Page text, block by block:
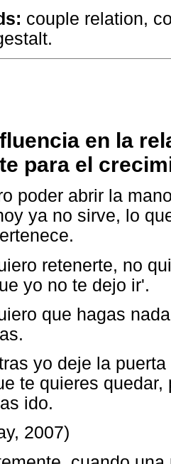
couple relation,
en la
para el
poder abrir la
ya no sirve, lo
retenerte, no
yo no te dejo ir'.
que hagas
yo deje la
te quieres
ido.
2007)